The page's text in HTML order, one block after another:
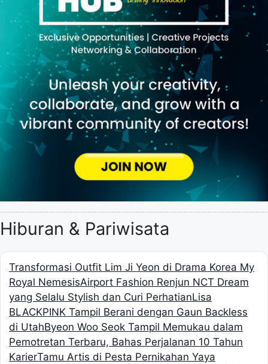
Hiburan & Pariwisata
Transformasi Outfit Lim Ji Yeon di Drama Korea My
Royal NemesisAirport Fashion Renjun NCT Dream
yang Selalu Stylish dan Curi PerhatianLisa
BLACKPINK Tampil Berani dengan Gaun Backless
di UtahByeon Woo Seok Tampil Memukau dalam
Pemotretan Terbaru, Bahas Perjalanan 10 Tahun
KarierTamu Artis di Pesta Pernikahan Yaya